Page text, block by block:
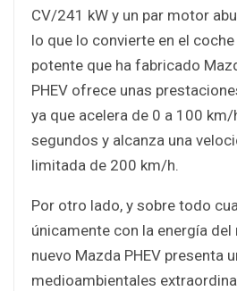
CV/241 kW y un par motor
lo que lo convierte en el
potente que ha fabricado
PHEV ofrece unas
ya que acelera de 0 a 100 km/
segundos y alcanza una
limitada de 200 km/h.
Por otro lado, y sobre todo
únicamente con la energía
nuevo Mazda PHEV presenta
medioambientales